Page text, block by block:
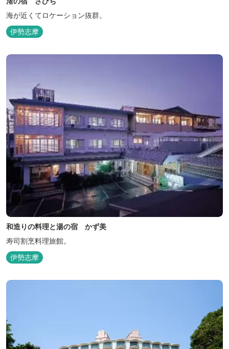
海が近くてロケーション抜群。
伊勢志摩
和造りの料理と湯の宿 かず美
寿司割烹料理旅館。
伊勢志摩